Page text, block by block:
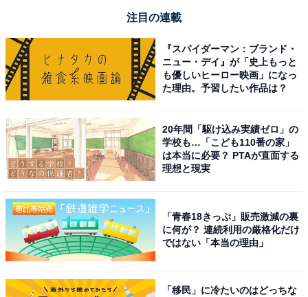
注目の連載
『スパイダーマン：ブランド・
ニュー・デイ』が「史上もっと
も優しいヒーロー映画」になっ
た理由。予習したい作品は？
20年間「駆け込み実績ゼロ」の
学校も…「こども110番の家」
は本当に必要？ PTAが直面する
理想と現実
「青春18きっぷ」販売激減の裏
に何が？ 連続利用の厳格化だけ
ではない「本当の理由」
「移民」に冷たいのはどっちな